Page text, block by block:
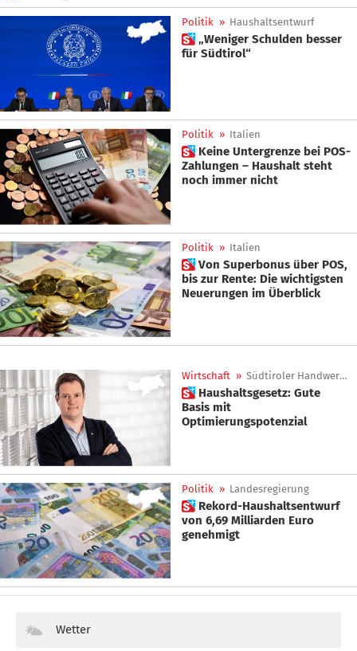
Politik » Haushaltsentwurf
 „Weniger Schulden besser
für Südtirol“
Politik » Italien
 Keine Untergrenze bei POS-
Zahlungen – Haushalt steht
noch immer nicht
Politik » Italien
 Von Superbonus über POS,
bis zur Rente: Die wichtigsten
Neuerungen im Überblick
Wirtschaft » Südtiroler Handwerker
 Haushaltsgesetz: Gute
Basis mit
Optimierungspotenzial
Politik » Landesregierung
 Rekord-Haushaltsentwurf
von 6,69 Milliarden Euro
genehmigt
Wetter